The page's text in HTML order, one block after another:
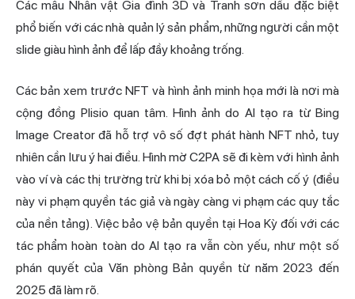
Các mẫu Nhân vật Gia đình 3D và Tranh sơn dầu đặc biệt
phổ biến với các nhà quản lý sản phẩm, những người cần một
slide giàu hình ảnh để lấp đầy khoảng trống.
Các bản xem trước NFT và hình ảnh minh họa mới là nơi mà
cộng đồng Plisio quan tâm. Hình ảnh do AI tạo ra từ Bing
Image Creator đã hỗ trợ vô số đợt phát hành NFT nhỏ, tuy
nhiên cần lưu ý hai điều. Hình mờ C2PA sẽ đi kèm với hình ảnh
vào ví và các thị trường trừ khi bị xóa bỏ một cách cố ý (điều
này vi phạm quyền tác giả và ngày càng vi phạm các quy tắc
của nền tảng). Việc bảo vệ bản quyền tại Hoa Kỳ đối với các
tác phẩm hoàn toàn do AI tạo ra vẫn còn yếu, như một số
phán quyết của Văn phòng Bản quyền từ năm 2023 đến
2025 đã làm rõ.